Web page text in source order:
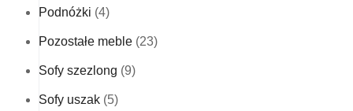
Podnóżki (4)
Pozostałe meble (23)
Sofy szezlong (9)
Sofy uszak (5)